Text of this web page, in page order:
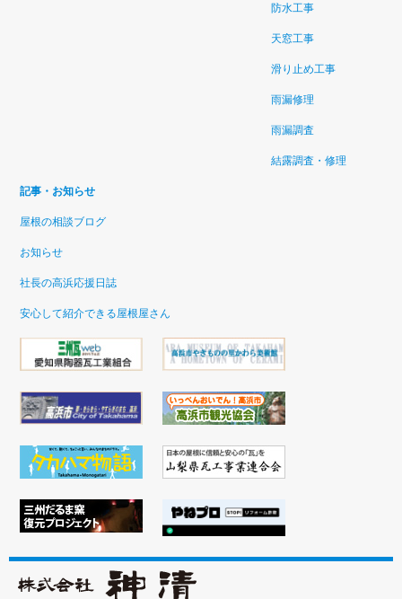
防水工事
天窓工事
滑り止め工事
雨漏修理
雨漏調査
結露調査・修理
記事・お知らせ
屋根の相談ブログ
お知らせ
社長の高浜応援日誌
安心して紹介できる屋根屋さん